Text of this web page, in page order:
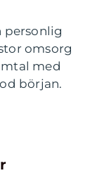
personlig
omsorg
med
början.